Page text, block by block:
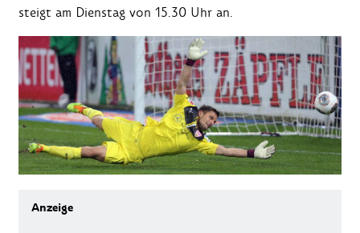
steigt am Dienstag von 15.30 Uhr an.